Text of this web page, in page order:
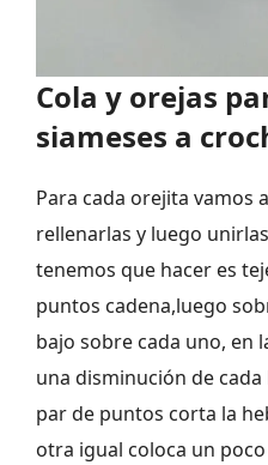
Cola y orejas
siameses a
Para cada orejita vamos
rellenarlas y luego
tenemos que hacer es
puntos cadena,luego
bajo sobre cada uno, en
una disminución de
par de puntos corta la
otra igual coloca un